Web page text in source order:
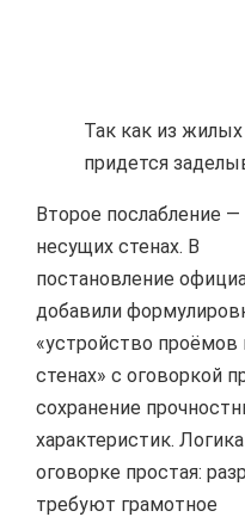
Так как из
придется
Второе послабление
несущих стенах. В
постановление
добавили
«устройство проёмов
стенах» с оговоркой
сохранение
характеристик.
оговорке простая:
требуют грамотное